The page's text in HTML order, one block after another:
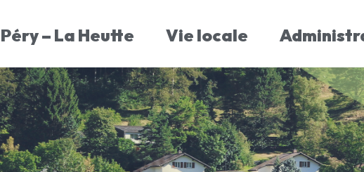
Péry – La Heutte Vie locale